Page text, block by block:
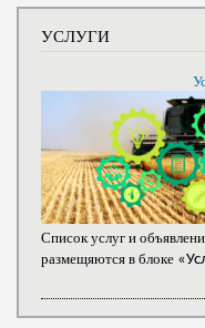
УСЛУГИ
Список услуг и
размещяются в блоке